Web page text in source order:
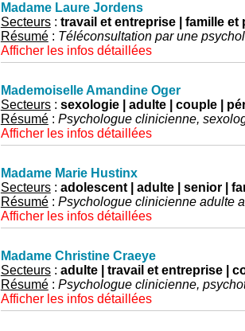
Madame Laure Jordens
Secteurs: travail et entreprise | famille
Résumé: Téléconsultation par une
Afficher les infos détaillées
Mademoiselle Amandine Oger
Secteurs: sexologie | adulte | couple |
Résumé: Psychologue clinicienne,
Afficher les infos détaillées
Madame Marie Hustinx
Secteurs: adolescent | adulte | senior |
Résumé: Psychologue clinicienne adulte
Afficher les infos détaillées
Madame Christine Craeye
Secteurs: adulte | travail et entreprise |
Résumé: Psychologue clinicienne,
Afficher les infos détaillées